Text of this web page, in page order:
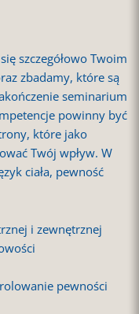
szczegółowo Twoim
zbadamy, które są
seminarium
powinny być
które jako
Twój wpływ. W
ciała, pewność
i zewnętrznej
pewności